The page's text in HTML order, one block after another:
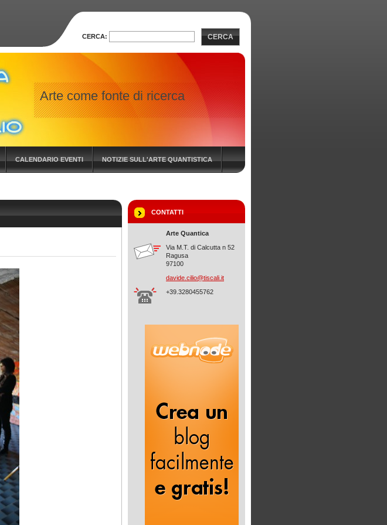
Arte come fonte di ricerca
CALENDARIO EVENTI NOTIZIE SULL'ARTE QUANTISTICA
CONTATTI
Arte Quantica
Via M.T. di Calcutta n 52
Ragusa
97100
davide.cilio@tiscali.it
+39.3280455762
CERCA: CERCA